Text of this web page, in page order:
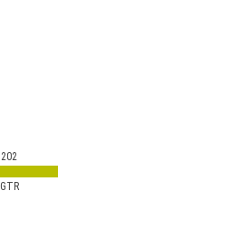
GTR
202